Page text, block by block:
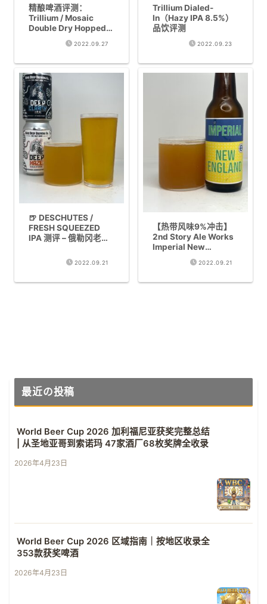
精酿啤酒评测：
Trillium / Mosaic
Double Dry Hopped
Fort Point(Pale Ale
2022.09.27
Trillium Dialed-
In（Hazy IPA 8.5%）
品饮评测
2022.09.23
🍺 DESCHUTES /
FRESH SQUEEZED
IPA 测评 – 俄勒冈老牌
2022.09.21
【热带风味9%冲击】
2nd Story Ale Works
Imperial New
England IPA 测评
2022.09.21
最近の投稿
World Beer Cup 2026 加利福尼亚获奖完整总结
| 从圣地亚哥到索诺玛 47家酒厂68枚奖牌全收录
2026年4月23日
World Beer Cup 2026 区域指南｜按地区收录全
353款获奖啤酒
2026年4月23日